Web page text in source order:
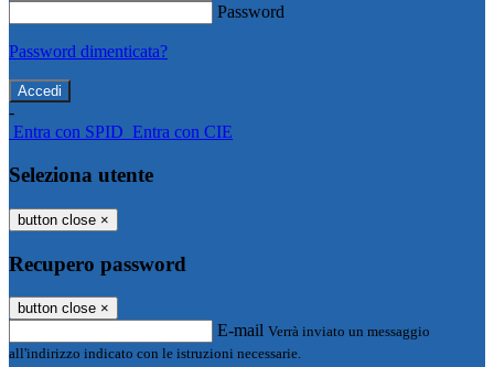
Password
Password dimenticata?
-
Entra con SPID Entra con CIE
Seleziona utente
button close ×
Recupero password
button close ×
E-mail Verrà inviato un messaggio
all'indirizzo indicato con le istruzioni necessarie.